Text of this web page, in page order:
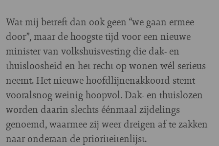
Wat mij betreft dan ook geen “we gaan ermee
door”, maar de hoogste tijd voor een nieuwe
minister van volkshuisvesting die dak- en
thuisloosheid en het recht op wonen wél serieus
neemt. Het nieuwe hoofdlijnenakkoord stemt
vooralsnog weinig hoopvol. Dak- en thuislozen
worden daarin slechts éénmaal zijdelings
genoemd, waarmee zij weer dreigen af te zakken
naar onderaan de prioriteitenlijst.